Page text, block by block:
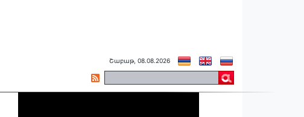
Շաբաթ, 08.08.2026